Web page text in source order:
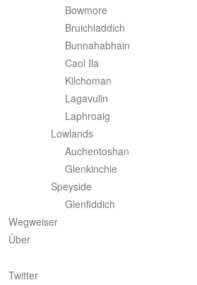
Bowmore
Bruichladdich
Bunnahabhain
Caol Ila
Kilchoman
Lagavulin
Laphroaig
Lowlands
Auchentoshan
Glenkinchie
Speyside
Glenfiddich
Wegweiser
Über
Twitter